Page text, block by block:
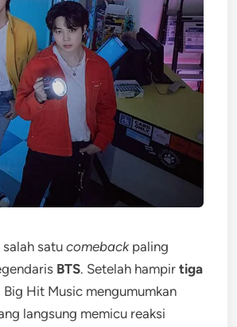
salah satu comebackpaling
BTS. Setelah hampir tiga
Hit Music mengumumkan
langsung memicu reaksi